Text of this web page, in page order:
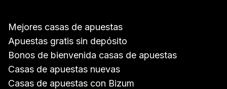
Mejores casas de apuestas
Apuestas gratis sin depósito
Bonos de bienvenida casas de apuestas
Casas de apuestas nuevas
Casas de apuestas con Bizum